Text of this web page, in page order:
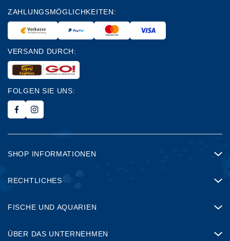
ZAHLUNGSMÖGLICHKEITEN:
VERSAND DURCH:
FOLGEN SIE UNS:
SHOP INFORMATIONEN
RECHTLICHES
FISCHE UND AQUARIEN
ÜBER DAS UNTERNEHMEN